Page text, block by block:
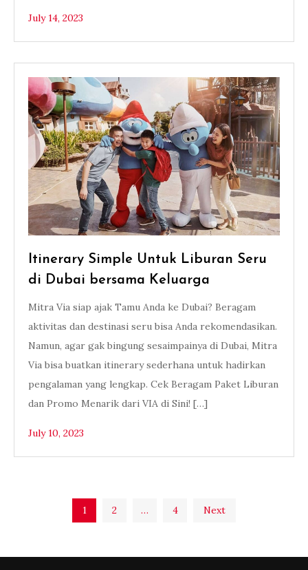
July 14, 2023
Itinerary Simple Untuk Liburan Seru
di Dubai bersama Keluarga
Mitra Via siap ajak Tamu Anda ke Dubai? Beragam
aktivitas dan destinasi seru bisa Anda rekomendasikan.
Namun, agar gak bingung sesaimpainya di Dubai, Mitra
Via bisa buatkan itinerary sederhana untuk hadirkan
pengalaman yang lengkap. Cek Beragam Paket Liburan
dan Promo Menarik dari VIA di Sini! […]
July 10, 2023
Posts
pagination
1 2 … 4 Next